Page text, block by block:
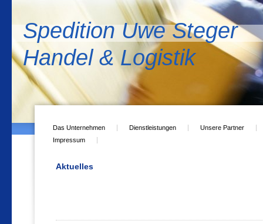
Spedition Uwe Steger
Handel & Logistik
Das Unternehmen Dienstleistungen
Unsere Partner
Impressum
Aktuelles